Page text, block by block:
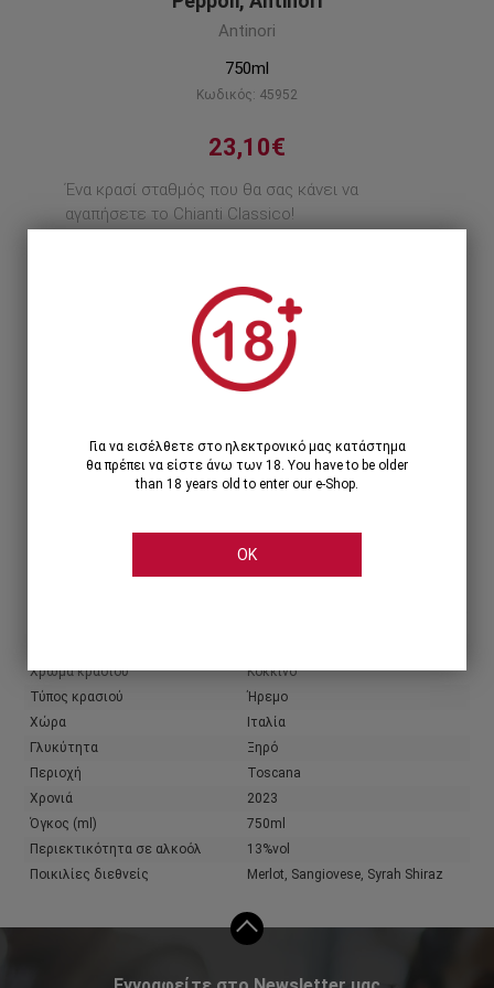
Antinori
750ml
Κωδικός: 45952
23,10€
Ένα κρασί σταθμός που θα σας κάνει να
αγαπήσετε το Chianti Classico!
23,10€
Χρώμα κρασιού
Κόκκινο
Τύπος κρασιού
Ήρεμο
Χώρα
Ιταλία
Γλυκύτητα
Ξηρό
Περιοχή
Toscana
Χρονιά
2023
Όγκος (ml)
750ml
Περιεκτικότητα σε αλκοόλ
13%vol
Ποικιλίες διεθνείς
Merlot, Sangiovese, Syrah Shiraz
Για να εισέλθετε στο ηλεκτρονικό μας κατάστημα
θα πρέπει να είστε άνω των 18. You have to be older
than 18 years old to enter our e-Shop.
OK